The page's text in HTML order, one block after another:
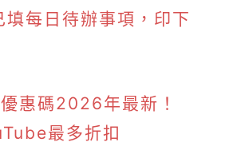
填每日待辦事項，印下
惠碼2026年最新！
最多折扣